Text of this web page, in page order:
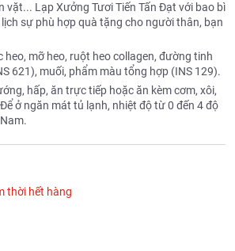
vặt... Lạp Xưởng Tươi Tiến Tấn Đạt với bao bì
sự phù hợp quà tặng cho người thân, bạn
heo, mỡ heo, ruột heo collagen, đường tinh
621), muối, phẩm màu tổng hợp (INS 129).
hấp, ăn trực tiếp hoặc ăn kèm cơm, xôi,
ở ngăn mát tủ lạnh, nhiệt độ từ 0 đến 4 độ
thời hết hàng